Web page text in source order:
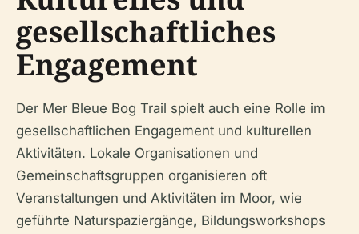
gesellschaftliches
Engagement
Der Mer Bleue Bog Trail spielt auch eine Rolle im
gesellschaftlichen Engagement und kulturellen
Aktivitäten. Lokale Organisationen und
Gemeinschaftsgruppen organisieren oft
Veranstaltungen und Aktivitäten im Moor, wie
geführte Naturspaziergänge, Bildungsworkshops